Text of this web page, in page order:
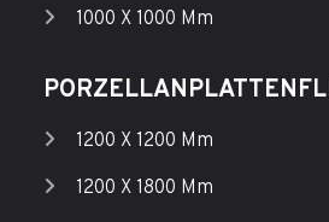
1000 X 1000 Mm
1200 X 1200 Mm
1200 X 1800 Mm